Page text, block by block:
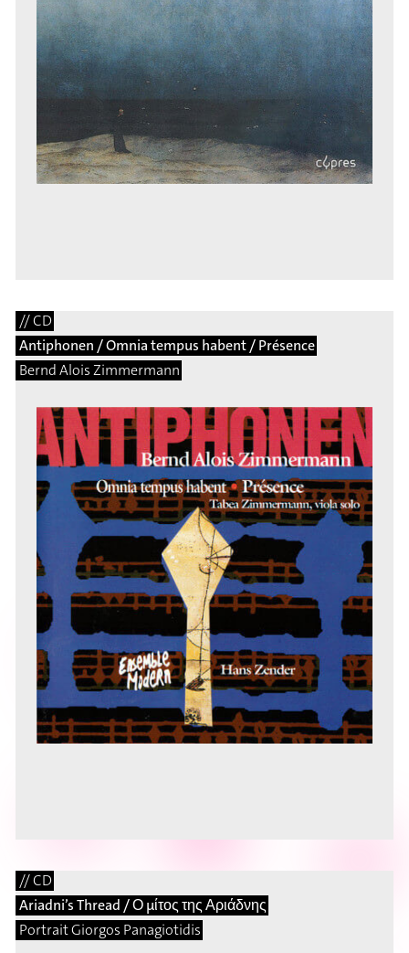
// CD
Antiphonen / Omnia tempus habent / Présence
Bernd Alois Zimmermann
// CD
Ariadni’s Thread / Ο μίτος της Αριάδνης
Portrait Giorgos Panagiotidis